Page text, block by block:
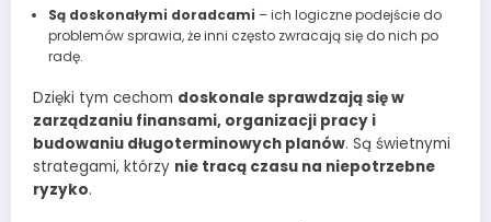
Są doskonałymi doradcami – ich logiczne podejście do
problemów sprawia, że inni często zwracają się do nich po
radę.
Dzięki tym cechom doskonale sprawdzają się w
zarządzaniu finansami, organizacji pracy i
budowaniu długoterminowych planów. Są świetnymi
strategami, którzy nie tracą czasu na niepotrzebne
ryzyko.